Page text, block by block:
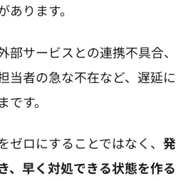
ります。
サービスとの連携不具合、
当者の急な不在など、遅延に
す。
ロにすることではなく、 発
、早く対処できる状態を作る